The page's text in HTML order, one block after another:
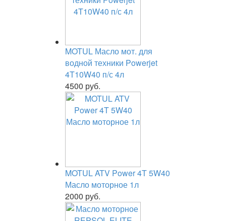
MOTUL Масло мот. для
водной техники Powerjet
4T10W40 п/с 4л
4500 руб.
MOTUL ATV Power 4T 5W40
Масло моторное 1л
2000 руб.